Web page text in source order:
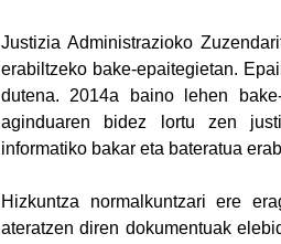
Justizia Administrazioko
erabiltzeko bake-epaitegietan.
dutena. 2014a baino lehen
aginduaren bidez lortu zen
informatiko bakar eta bateratua
Hizkuntza normalkuntzari ere
ateratzen diren dokumentuak